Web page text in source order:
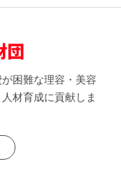
困難な理容・美容
材育成に貢献しま